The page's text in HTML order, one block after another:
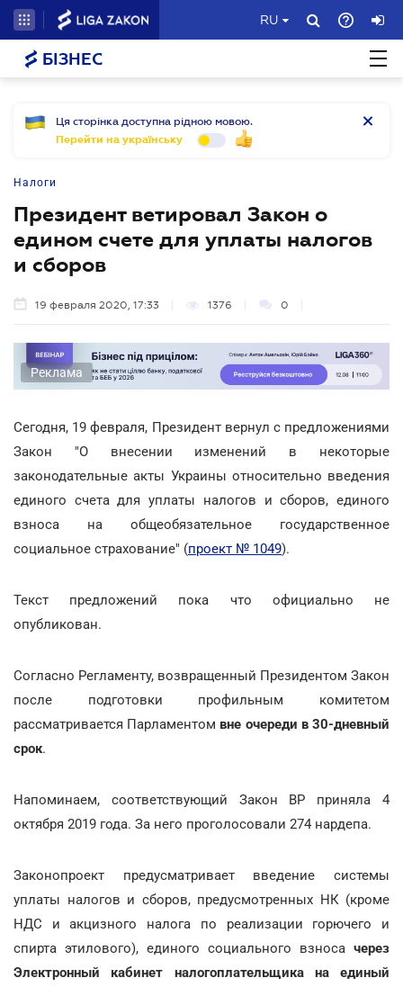
RU
БІЗНЕС
Ця сторінка доступна рідною мовою.
Перейти на українську
Налоги
Президент ветировал Закон о
едином счете для уплаты налогов
и сборов
19 февраля 2020, 17:33 1376 0
Реклама
Сегодня, 19 февраля, Президент вернул с предложениями
Закон "О внесении изменений в некоторые
законодательные акты Украины относительно введения
единого счета для уплаты налогов и сборов, единого
взноса на общеобязательное государственное
социальное страхование" (проект № 1049).
Текст предложений пока что официально не
опубликован.
Согласно Регламенту, возвращенный Президентом Закон
после подготовки профильным комитетом
рассматривается Парламентом вне очереди в 30-дневный
срок.
Напоминаем, соответствующий Закон ВР приняла 4
октября 2019 года. За него проголосовали 274 нардепа.
Законопроект предусматривает введение системы
уплаты налогов и сборов, предусмотренных НК (кроме
НДС и акцизного налога по реализации горючего и
спирта этилового), единого социального взноса через
Электронный кабинет налогоплательщика на единый